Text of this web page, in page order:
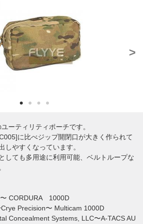
>
ーティリティポーチです。
に比べジップ開閉口が大きく作られて
しやすくなっています。
しても多用途に利用可能、ベルトループな
CORDURA 1000D
Precision〜 Multicam 1000D
Concealment Systems, LLC〜A-TACS AU